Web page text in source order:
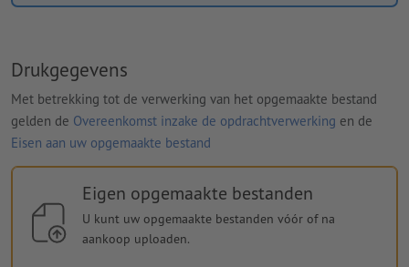
Drukgegevens
Met betrekking tot de verwerking van het opgemaakte bestand
gelden de Overeenkomst inzake de opdrachtverwerking en de
Eisen aan uw opgemaakte bestand
Eigen opgemaakte bestanden
U kunt uw opgemaakte bestanden vóór of na
aankoop uploaden.